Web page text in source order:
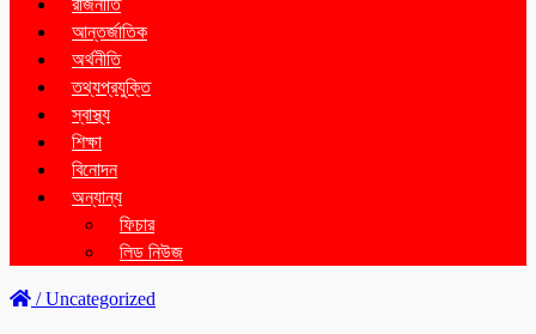
রাজনীতি
আন্তর্জাতিক
অর্থনীতি
তথ্যপ্রযুক্তি
স্বাস্থ্য
শিক্ষা
বিনোদন
অন্যান্য
ফিচার
লিড নিউজ
/Uncategorized